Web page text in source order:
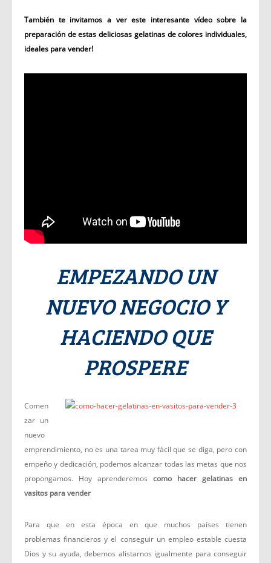
También te invitamos a ver este interesante vídeo sobre la
preparación de estas deliciosas gelatinas de colores individuales,
ideales para vender!
EMPEZANDO UN
NUEVO NEGOCIO Y
HACIENDO QUE
PROSPERE
Comen
zar un
nuevo
emprendimiento, no es una tarea muy fácil que se diga, pero con
empeño y dedicación, podemos alcanzar todas las metas que nos
propongamos. Hoy aprenderemos como hacer gelatinas en
vasitos para vender
Para que en esta época en que muchos países tienen
problemas financieros y el conseguir un empleo estable cuesta
Dios y su ayuda, debemos alistarnos igualmente para conseguir